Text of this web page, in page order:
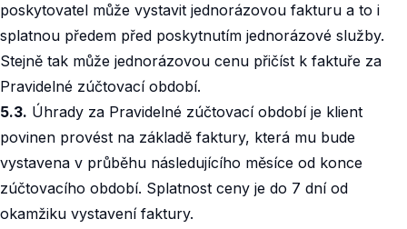
poskytovatel může vystavit jednorázovou fakturu a to i
splatnou předem před poskytnutím jednorázové služby.
Stejně tak může jednorázovou cenu přičíst k faktuře za
Pravidelné zúčtovací období.‍
5.3. Úhrady za Pravidelné zúčtovací období je klient
povinen provést na základě faktury, která mu bude
vystavena v průběhu následujícího měsíce od konce
zúčtovacího období. Splatnost ceny je do 7 dní od
okamžiku vystavení faktury.‍